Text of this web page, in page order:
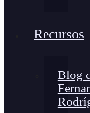
Recursos
Blog